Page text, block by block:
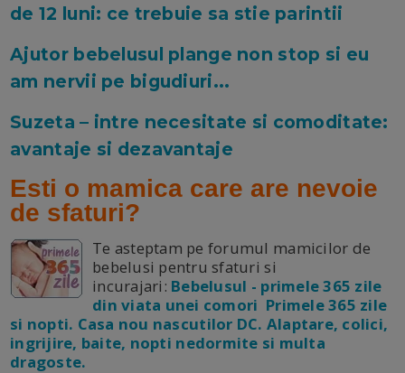
de 12 luni: ce trebuie sa stie parintii
Ajutor bebelusul plange non stop si eu
am nervii pe bigudiuri...
Suzeta – intre necesitate si comoditate:
avantaje si dezavantaje
Esti o mamica care are nevoie
de sfaturi?
Te asteptam pe forumul mamicilor de
bebelusi pentru sfaturi si
incurajari: Bebelusul - primele 365 zile
din viata unei comori Primele 365 zile
si nopti. Casa nou nascutilor DC. Alaptare, colici,
ingrijire, baite, nopti nedormite si multa
dragoste.